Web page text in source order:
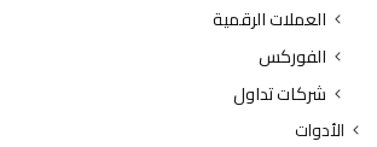
العملات الرقمية
الفوركس
شركات تداول
الأدوات